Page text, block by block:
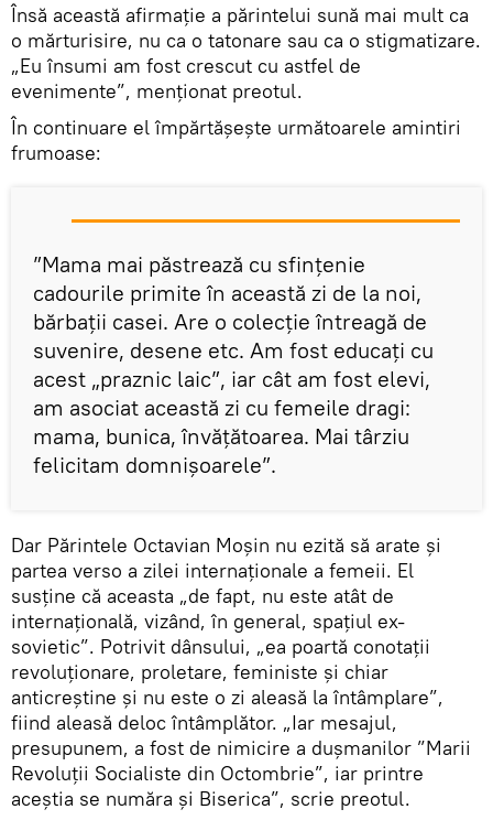
Însă această afirmaţie a părintelui sună mai mult ca
o mărturisire, nu ca o tatonare sau ca o stigmatizare.
„Eu însumi am fost crescut cu astfel de
evenimente”, menţionat preotul.
În continuare el împărtăşeşte următoarele amintiri
frumoase:
”Mama mai păstrează cu sfinţenie
cadourile primite în această zi de la noi,
bărbaţii casei. Are o colecţie întreagă de
suvenire, desene etc. Am fost educaţi cu
acest „praznic laic”, iar cât am fost elevi,
am asociat această zi cu femeile dragi:
mama, bunica, învăţătoarea. Mai târziu
felicitam domnişoarele”.
Dar Părintele Octavian Moşin nu ezită să arate şi
partea verso a zilei internaţionale a femeii. El
susţine că aceasta „de fapt, nu este atât de
internaţională, vizând, în general, spaţiul ex-
sovietic”. Potrivit dânsului, „ea poartă conotaţii
revoluţionare, proletare, feministe şi chiar
anticreştine şi nu este o zi aleasă la întâmplare”,
fiind aleasă deloc întâmplător. „Iar mesajul,
presupunem, a fost de nimicire a duşmanilor ”Marii
Revoluţii Socialiste din Octombrie”, iar printre
aceştia se număra şi Biserica”, scrie preotul.